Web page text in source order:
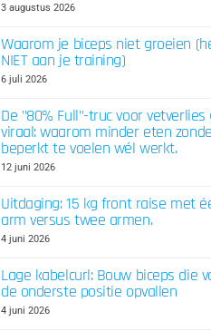
3 augustus 2026
Waarom je biceps niet groeien
NIET aan je training)
6 juli 2026
De "80% Full"-truc voor
viraal: waarom minder eten
beperkt te voelen wél werkt.
12 juni 2026
Uitdaging: 15 kg front raise met
arm versus twee armen.
4 juni 2026
Lage kabelcurl: Bouw biceps die
de onderste positie opvallen
4 juni 2026